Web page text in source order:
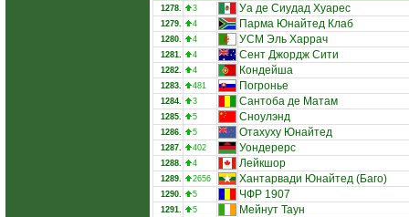
1278. 3 Уа де Сиудад Хуарес
1279. 4 Парма Юнайтед Клаб
1280. 4 УСМ Эль Харрач
1281. 4 Сент Джордж Сити
1282. 4 Кондейша
1283. 481 Погронье
1284. 3 Сантоба де Матам
1285. 5 Сноулэнд
1286. 5 Отахуху Юнайтед
1287. 402 Уондерерс
1288. 4 Лейкшор
1289. 2656 Хантарвади Юнайтед (Баго)
1290. 5 ЧФР 1907
1291. 5 Мейнут Таун